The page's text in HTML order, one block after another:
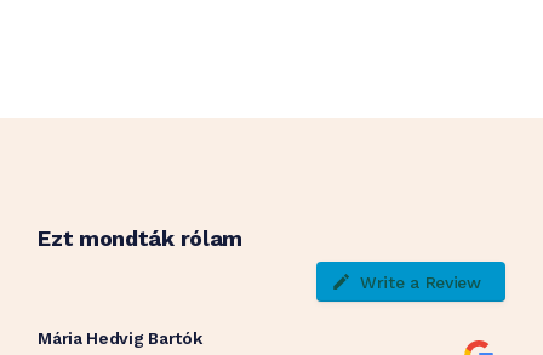
Ezt mondták rólam
Write a Review
Mária Hedvig Bartók